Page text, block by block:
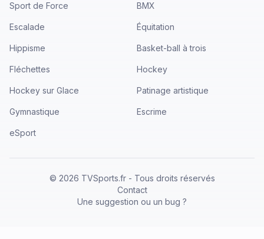
Sport de Force BMX
Escalade Équitation
Hippisme Basket-ball à trois
Fléchettes Hockey
Hockey sur Glace Patinage artistique
Gymnastique Escrime
eSport
© 2026 TVSports.fr - Tous droits réservés
Contact
Une suggestion ou un bug ?